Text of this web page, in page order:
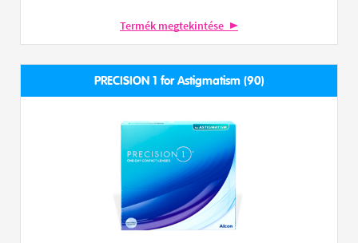
Termék megtekintése
PRECISION 1 for Astigmatism (90)